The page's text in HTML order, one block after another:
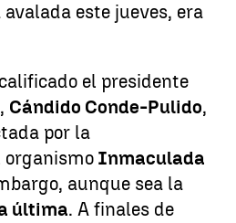
este jueves, era
el presidente
Cándido Conde-Pulido,
por la
organismo Inmaculada
aunque sea la
última. A finales de